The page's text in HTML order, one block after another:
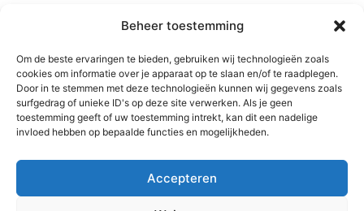
Beheer toestemming
Om de beste ervaringen te bieden, gebruiken wij technologieën zoals
cookies om informatie over je apparaat op te slaan en/of te raadplegen.
Door in te stemmen met deze technologieën kunnen wij gegevens zoals
surfgedrag of unieke ID's op deze site verwerken. Als je geen
toestemming geeft of uw toestemming intrekt, kan dit een nadelige
invloed hebben op bepaalde functies en mogelijkheden.
Accepteren
Je gaat naar huis met je persoonlijke actieplan. Vooraf
hebben we een telefonische intake waarin we samen je
leerdoelen bespreken, die ik als maatwerk opneem in
de workshop.